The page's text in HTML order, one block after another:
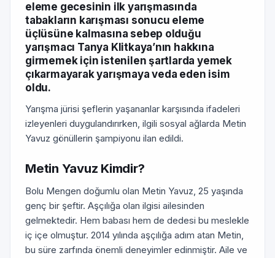
eleme gecesinin ilk yarışmasında
tabakların karışması sonucu eleme
üçlüsüne kalmasına sebep olduğu
yarışmacı Tanya Klitkaya’nın hakkına
girmemek için istenilen şartlarda yemek
çıkarmayarak yarışmaya veda eden isim
oldu.
Yarışma jürisi şeflerin yaşananlar karşısında ifadeleri
izleyenleri duygulandırırken, ilgili sosyal ağlarda Metin
Yavuz gönüllerin şampiyonu ilan edildi.
Metin Yavuz Kimdir?
Bolu Mengen doğumlu olan Metin Yavuz, 25 yaşında
genç bir şeftir. Aşçılığa olan ilgisi ailesinden
gelmektedir. Hem babası hem de dedesi bu meslekle
iç içe olmuştur. 2014 yılında aşçılığa adım atan Metin,
bu süre zarfında önemli deneyimler edinmiştir. Aile ve